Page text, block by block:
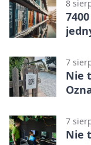
8
7
Nie
7
Nie